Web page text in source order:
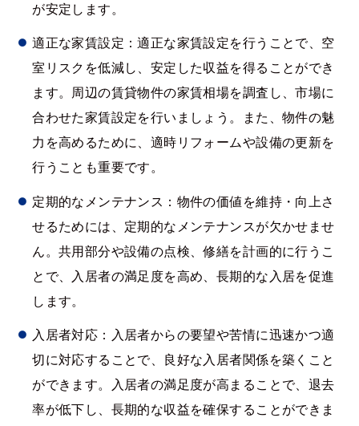
が安定します。
適正な家賃設定：適正な家賃設定を行うことで、空
室リスクを低減し、安定した収益を得ることができ
ます。周辺の賃貸物件の家賃相場を調査し、市場に
合わせた家賃設定を行いましょう。また、物件の魅
力を高めるために、適時リフォームや設備の更新を
行うことも重要です。
定期的なメンテナンス：物件の価値を維持・向上さ
せるためには、定期的なメンテナンスが欠かせませ
ん。共用部分や設備の点検、修繕を計画的に行うこ
とで、入居者の満足度を高め、長期的な入居を促進
します。
入居者対応：入居者からの要望や苦情に迅速かつ適
切に対応することで、良好な入居者関係を築くこと
ができます。入居者の満足度が高まることで、退去
率が低下し、長期的な収益を確保することができま